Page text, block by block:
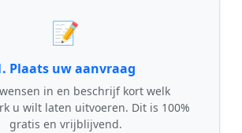
📝
Plaats uw aanvraag
in en beschrijf kort welk
u wilt laten uitvoeren. Dit is 100%
gratis en vrijblijvend.